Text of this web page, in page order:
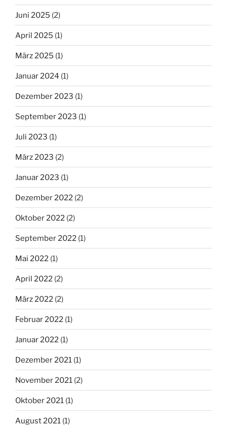
Juni 2025 (2)
April 2025 (1)
März 2025 (1)
Januar 2024 (1)
Dezember 2023 (1)
September 2023 (1)
Juli 2023 (1)
März 2023 (2)
Januar 2023 (1)
Dezember 2022 (2)
Oktober 2022 (2)
September 2022 (1)
Mai 2022 (1)
April 2022 (2)
März 2022 (2)
Februar 2022 (1)
Januar 2022 (1)
Dezember 2021 (1)
November 2021 (2)
Oktober 2021 (1)
August 2021 (1)